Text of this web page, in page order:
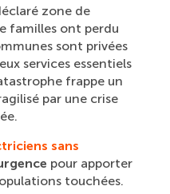
zone de
familles ont perdu
sont privées
services essentiels
frappe un
par une crise
sans
pour apporter
touchées.